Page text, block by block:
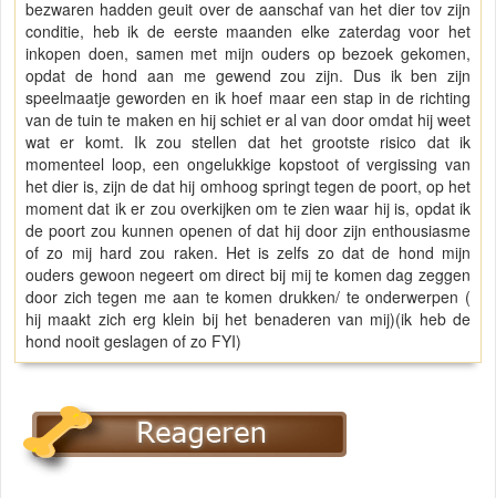
bezwaren hadden geuit over de aanschaf van het dier tov zijn
conditie, heb ik de eerste maanden elke zaterdag voor het
inkopen doen, samen met mijn ouders op bezoek gekomen,
opdat de hond aan me gewend zou zijn. Dus ik ben zijn
speelmaatje geworden en ik hoef maar een stap in de richting
van de tuin te maken en hij schiet er al van door omdat hij weet
wat er komt. Ik zou stellen dat het grootste risico dat ik
momenteel loop, een ongelukkige kopstoot of vergissing van
het dier is, zijn de dat hij omhoog springt tegen de poort, op het
moment dat ik er zou overkijken om te zien waar hij is, opdat ik
de poort zou kunnen openen of dat hij door zijn enthousiasme
of zo mij hard zou raken. Het is zelfs zo dat de hond mijn
ouders gewoon negeert om direct bij mij te komen dag zeggen
door zich tegen me aan te komen drukken/ te onderwerpen (
hij maakt zich erg klein bij het benaderen van mij)(ik heb de
hond nooit geslagen of zo FYI)